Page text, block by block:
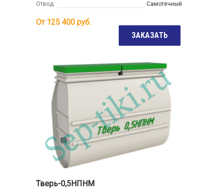
Отвод:
Самотечный
От 125 400 руб.
ЗАКАЗАТЬ
Тверь-0,5НПНМ